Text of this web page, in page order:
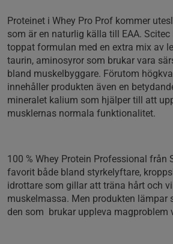
Proteinet i Whey Pro Prof kommer
som är en naturlig källa till EAA.
toppat formulan med en extra mix av
taurin, aminosyror som brukar vara
bland muskelbyggare. Förutom
innehåller produkten även en
mineralet kalium som hjälper till att
musklernas normala funktionalitet.
100 % Whey Protein Professional från
favorit både bland styrkelyftare,
idrottare som gillar att träna hårt och
muskelmassa. Men produkten lämpar
den som brukar uppleva magproblem